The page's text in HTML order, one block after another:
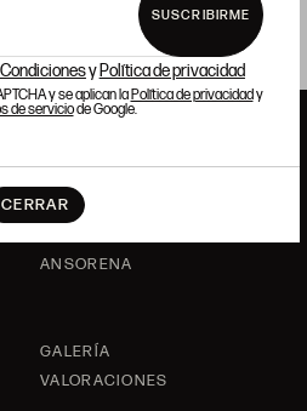
SUSCRIBIRME
y Política de privacidad
y se aplican laPolítica de privacidady
de serviciode Google.
CERRAR
ANSORENA
GALERÍA
VALORACIONES